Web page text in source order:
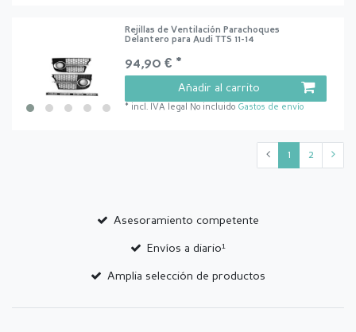
Rejillas de Ventilación Parachoques
Delantero para Audi TTS 11-14
94,90 € *
Añadir al carrito
* incl. IVA legal No incluido Gastos de envío
1 2
Asesoramiento competente
Envíos a diario¹
Amplia selección de productos